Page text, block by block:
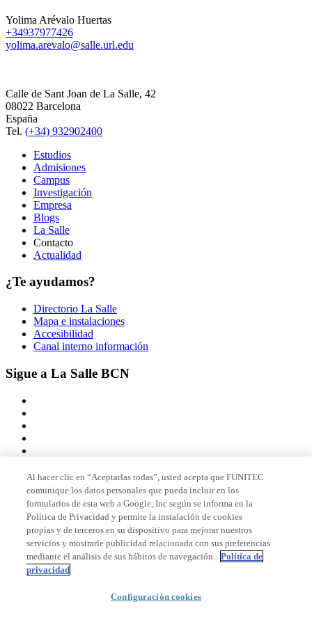
Yolima Arévalo Huertas
+34937977426
yolima.arevalo@salle.url.edu
Calle de Sant Joan de La Salle, 42
08022 Barcelona
España
Tel. (+34) 932902400
Estudios
Admisiones
Campus
Investigación
Empresa
Blogs
La Salle
Contacto
Actualidad
¿Te ayudamos?
Directorio La Salle
Mapa e instalaciones
Accesibilidad
Canal interno información
Sigue a La Salle BCN
Miembro de
Acreditaciones
© 2026 La Salle Campus Barcelona - URL |
Al hacer clic en “Aceptarlas todas”, usted acepta que FUNITEC
comunique los datos personales que pueda incluir en los
formularios de esta web a Google, Inc según se informa en la
Política de Privacidad y permite la instalación de cookies
propias y de terceros en su dispositivo para mejorar nuestros
servicios y mostrarle publicidad relacionada con sus preferencias
mediante el análisis de sus hábitos de navegación. Política de
privacidad
Configuración cookies